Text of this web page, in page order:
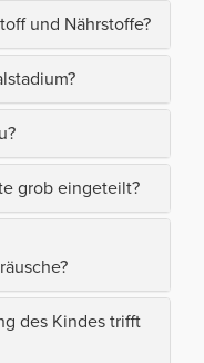
und Nährstoffe?
grob eingeteilt?
des Kindes trifft